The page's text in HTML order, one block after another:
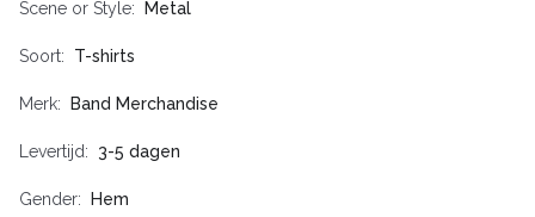
Scene or Style Metal
Soort T-shirts
Merk Band Merchandise
Levertijd 3-5 dagen
Gender Hem